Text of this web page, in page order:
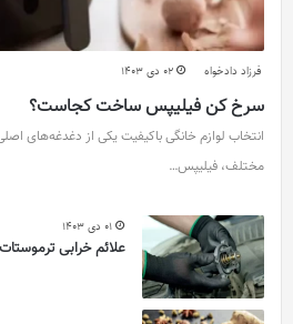
فرزاد دادخواه 02 دی 1403
سرخ کن فیلیپس ساخت کجاست؟
انتخاب لوازم خانگی باکیفیت یکی از دغدغه‌های
مختلف، فیلیپس…
01 دی 1403
علائم خرابی